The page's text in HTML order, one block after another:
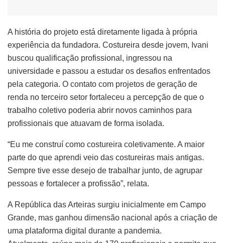
A história do projeto está diretamente ligada à própria
experiência da fundadora. Costureira desde jovem, Ivani
buscou qualificação profissional, ingressou na
universidade e passou a estudar os desafios enfrentados
pela categoria. O contato com projetos de geração de
renda no terceiro setor fortaleceu a percepção de que o
trabalho coletivo poderia abrir novos caminhos para
profissionais que atuavam de forma isolada.
“Eu me construí como costureira coletivamente. A maior
parte do que aprendi veio das costureiras mais antigas.
Sempre tive esse desejo de trabalhar junto, de agrupar
pessoas e fortalecer a profissão”, relata.
A República das Arteiras surgiu inicialmente em Campo
Grande, mas ganhou dimensão nacional após a criação de
uma plataforma digital durante a pandemia.